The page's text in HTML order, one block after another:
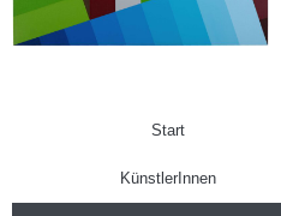
Start
KünstlerInnen